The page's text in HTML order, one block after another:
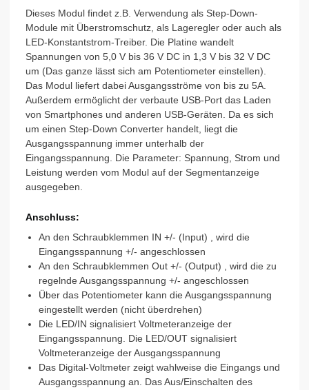
Dieses Modul findet z.B. Verwendung als Step-Down-
Module mit Überstromschutz, als Lageregler oder auch als
LED-Konstantstrom-Treiber. Die Platine wandelt
Spannungen von 5,0 V bis 36 V DC in 1,3 V bis 32 V DC
um (Das ganze lässt sich am Potentiometer einstellen).
Das Modul liefert dabei Ausgangsströme von bis zu 5A.
Außerdem ermöglicht der verbaute USB-Port das Laden
von Smartphones und anderen USB-Geräten. Da es sich
um einen Step-Down Converter handelt, liegt die
Ausgangsspannung immer unterhalb der
Eingangsspannung. Die Parameter: Spannung, Strom und
Leistung werden vom Modul auf der Segmentanzeige
ausgegeben.
Anschluss:
An den Schraubklemmen IN +/- (Input) , wird die
Eingangsspannung +/- angeschlossen
An den Schraubklemmen Out +/- (Output) , wird die zu
regelnde Ausgangsspannung +/- angeschlossen
Über das Potentiometer kann die Ausgangsspannung
eingestellt werden (nicht überdrehen)
Die LED/IN signalisiert Voltmeteranzeige der
Eingangsspannung. Die LED/OUT signalisiert
Voltmeteranzeige der Ausgangsspannung
Das Digital-Voltmeter zeigt wahlweise die Eingangs und
Ausgangsspannung an. Das Aus/Einschalten des